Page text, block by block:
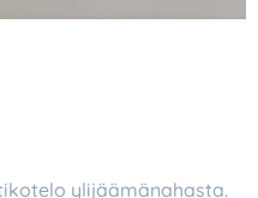
ylijäämänahasta.